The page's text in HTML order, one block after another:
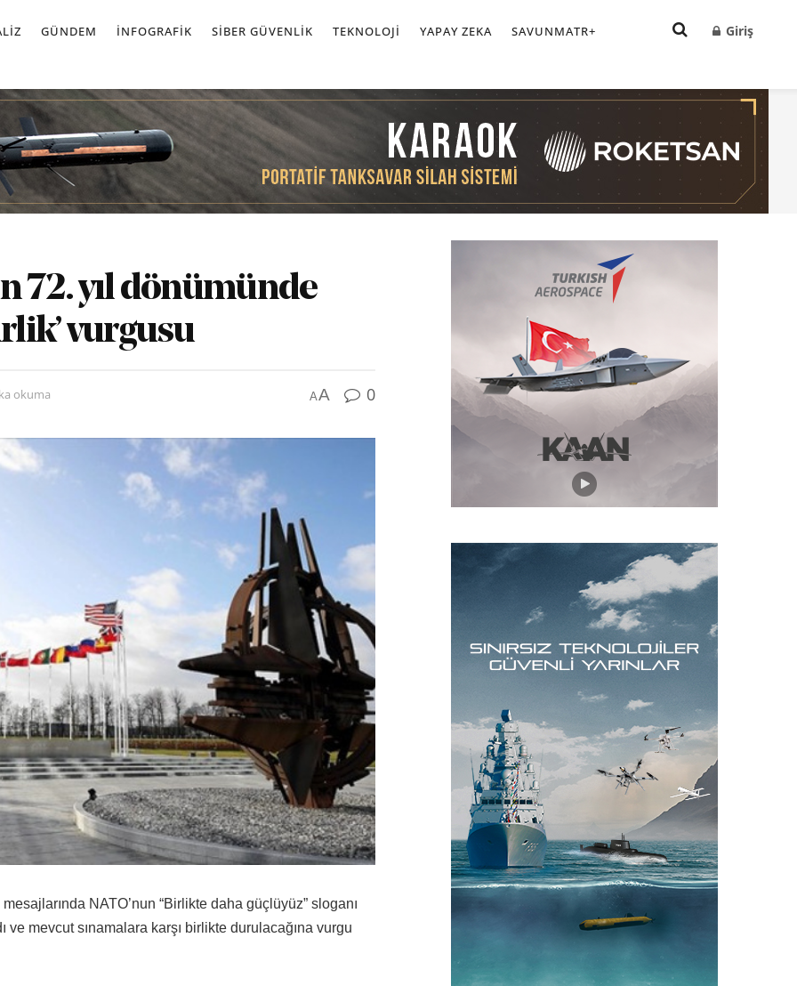
GÜNDEM İNFOGRAFIK SIBER GÜVENLIK TEKNOLOJI YAPAY ZEKA SAVUNMATR+ Giriş
72. yıl dönümünde
vurgusu
okuma AA 0
NATO’nun “Birlikte daha güçlüyüz” sloganı
ve mevcut sınamalara karşı birlikte durulacağına vurgu